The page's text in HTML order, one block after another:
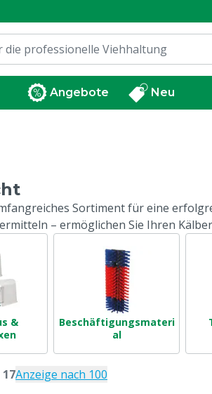
Angebote Neu
Sortiment für eine
– ermöglichen Sie Ihren
&
Beschäftigungsmateri
al
17Anzeige nach 100